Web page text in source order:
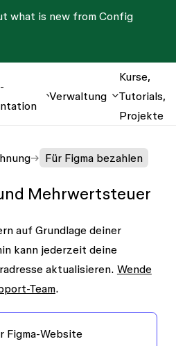
what is new from Config
Verwaltung
Kurse,
Tutorials,
Projekte
Für Figma bezahlen
Mehrwertsteuer
auf Grundlage deiner
kann jederzeit deine
aktualisieren. Wende
Team.
Figma-Website